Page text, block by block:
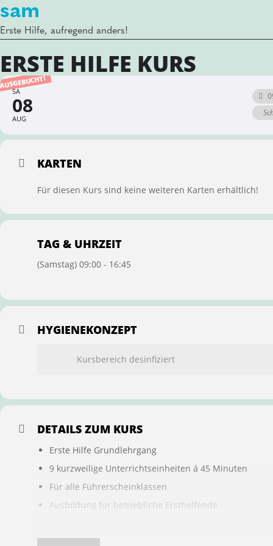
sam
Erste Hilfe, aufregend anders!
ERSTE HILFE KURS
SA
08
AUG
KARTEN
Für diesen Kurs sind keine weiteren Karten erhältlich!
TAG & UHRZEIT
(Samstag) 09:00 - 16:45
HYGIENEKONZEPT
Kursbereich desinfiziert
DETAILS ZUM KURS
Erste Hilfe Grundlehrgang
9 kurzweilige Unterrichtseinheiten á 45 Minuten
Für alle Führerscheinklassen
Ausbildung für betriebliche Ersthelfende